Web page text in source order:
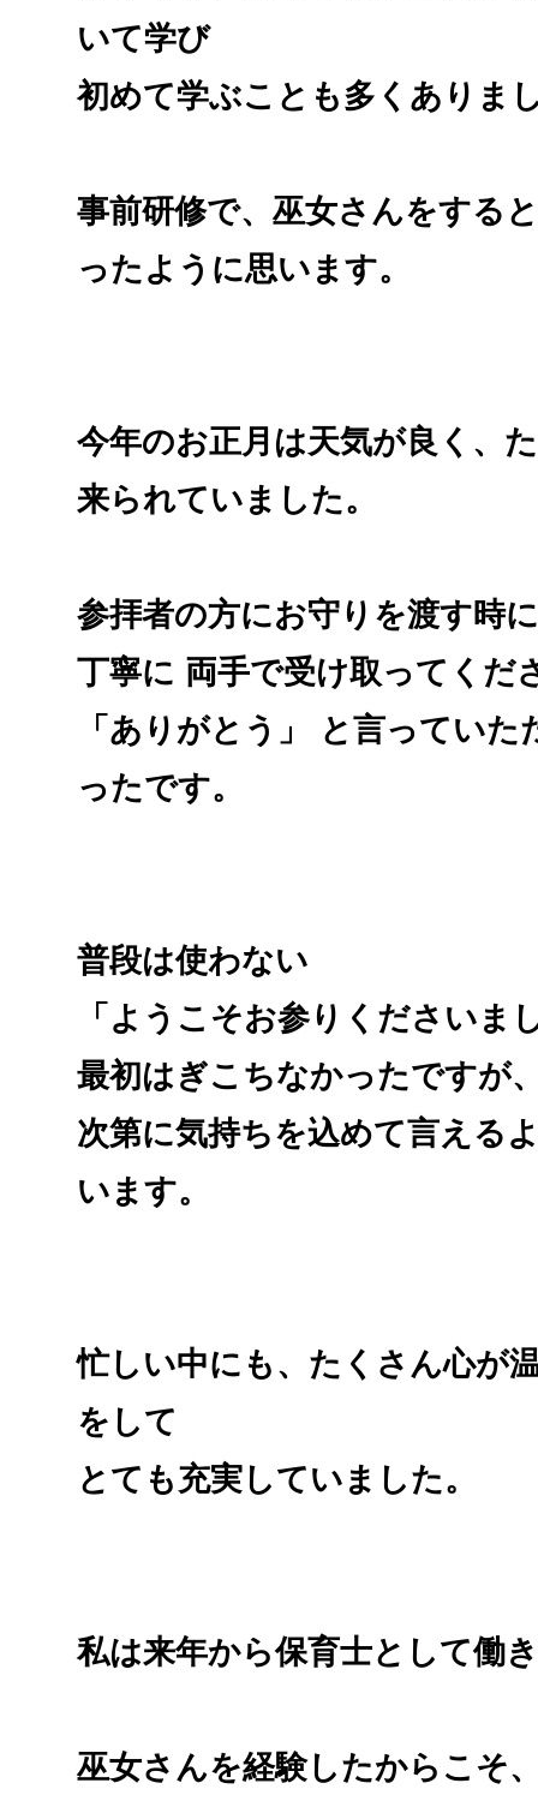
いて学び
初めて学ぶことも多くありま
事前研修で、巫女さんをする
ったように思います。
今年のお正月は天気が良く、
来られていました。
参拝者の方にお守りを渡す時
丁寧に 両手で受け取ってくだ
「ありがとう」
と言っていた
ったです。
普段は使わない
「 ようこそお参りくださいま
最初はぎこちなかったですが
次第に気持ちを込めて言える
います。
忙しい中にも、たくさん心が
をして
とても充実していました。
私は来年から保育士として働
巫女さんを経験したからこそ